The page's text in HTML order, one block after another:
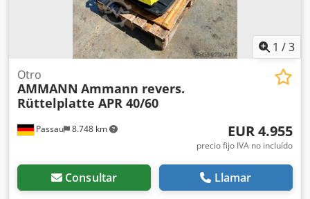
1 /3
Passau 8.748 km
Otro
AMMANN Ammann revers.
Rüttelplatte APR 40/60
EUR 4.955
precio fijo IVA no incluído
Consultar Llamar